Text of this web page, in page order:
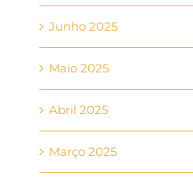
Junho 2025
Maio 2025
Abril 2025
Março 2025